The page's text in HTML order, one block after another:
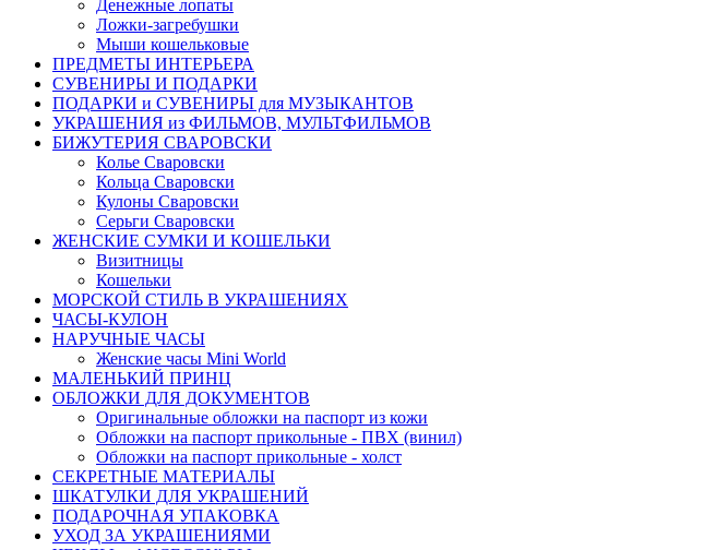
Денежные лопаты
Ложки-загребушки
Мыши кошельковые
ПРЕДМЕТЫ ИНТЕРЬЕРА
СУВЕНИРЫ И ПОДАРКИ
ПОДАРКИ и СУВЕНИРЫ для МУЗЫКАНТОВ
УКРАШЕНИЯ из ФИЛЬМОВ, МУЛЬТФИЛЬМОВ
БИЖУТЕРИЯ СВАРОВСКИ
Колье Сваровски
Кольца Сваровски
Кулоны Сваровски
Серьги Сваровски
ЖЕНСКИЕ СУМКИ И КОШЕЛЬКИ
Визитницы
Кошельки
МОРСКОЙ СТИЛЬ В УКРАШЕНИЯХ
ЧАСЫ-КУЛОН
НАРУЧНЫЕ ЧАСЫ
Женские часы Mini World
МАЛЕНЬКИЙ ПРИНЦ
ОБЛОЖКИ ДЛЯ ДОКУМЕНТОВ
Оригинальные обложки на паспорт из кожи
Обложки на паспорт прикольные - ПВХ (винил)
Обложки на паспорт прикольные - холст
СЕКРЕТНЫЕ МАТЕРИАЛЫ
ШКАТУЛКИ ДЛЯ УКРАШЕНИЙ
ПОДАРОЧНАЯ УПАКОВКА
УХОД ЗА УКРАШЕНИЯМИ